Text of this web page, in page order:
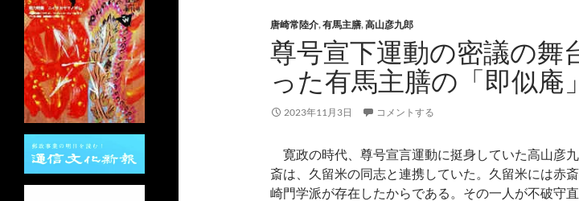
唐崎常陸介,有馬主膳,高山彦九郎
尊号宣下運動の密議の舞
った有馬主膳の「即似庵」
2023年11月3日 コメントする
寛政の時代、尊号宣言運動に挺身していた高山彦
斎は、久留米の同志と連携していた。久留米には赤
崎門学派が存在したからである。その一人が不破守